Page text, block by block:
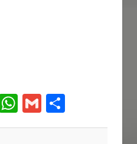
WhatsApp
Gmail